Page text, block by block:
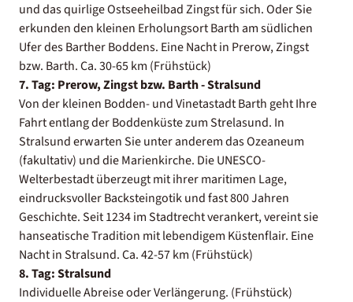
und das quirlige Ostseeheilbad Zingst für sich. Oder Sie
erkunden den kleinen Erholungsort Barth am südlichen
Ufer des Barther Boddens. Eine Nacht in Prerow, Zingst
bzw. Barth. Ca. 30-65 km (Frühstück)
7. Tag: Prerow, Zingst bzw. Barth - Stralsund
Von der kleinen Bodden- und Vinetastadt Barth geht Ihre
Fahrt entlang der Boddenküste zum Strelasund. In
Stralsund erwarten Sie unter anderem das Ozeaneum
(fakultativ) und die Marienkirche. Die UNESCO-
Welterbestadt überzeugt mit ihrer maritimen Lage,
eindrucksvoller Backsteingotik und fast 800 Jahren
Geschichte. Seit 1234 im Stadtrecht verankert, vereint sie
hanseatische Tradition mit lebendigem Küstenflair. Eine
Nacht in Stralsund. Ca. 42-57 km (Frühstück)
8. Tag: Stralsund
Individuelle Abreise oder Verlängerung. (Frühstück)